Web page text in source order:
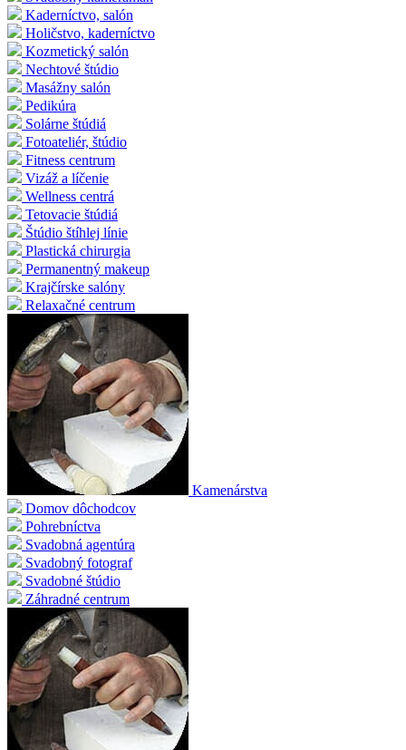
Kaderníctvo, salón
Holičstvo, kaderníctvo
Kozmetický salón
Nechtové štúdio
Masážny salón
Pedikúra
Solárne štúdiá
Fotoateliér, štúdio
Fitness centrum
Vizáž a líčenie
Wellness centrá
Tetovacie štúdiá
Štúdio štíhlej línie
Plastická chirurgia
Permanentný makeup
Krajčírske salóny
Relaxačné centrum
Kamenárstva
Domov dôchodcov
Pohrebníctva
Svadobná agentúra
Svadobný fotograf
Svadobné štúdio
Záhradné centrum